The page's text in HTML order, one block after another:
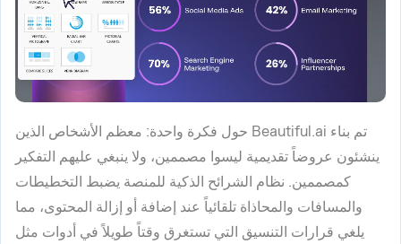
تم بناء Beautiful.ai حول فكرة واحدة: معظم الأشخاص الذين
ينشئون عروضاً تقديمية ليسوا مصممين، ولا ينبغي عليهم التفكير
كمصممين. نظام الشرائح الذكية للمنصة يضبط التخطيطات
والمسافات والمحاذاة تلقائياً عند إضافة أو إزالة المحتوى، مما
يلغي قرارات التنسيق التي تستغرق وقتاً طويلاً في أدوات مثل